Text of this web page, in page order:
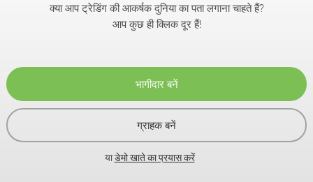
क्या आप ट्रेडिंग की आकर्षक दुनिया का पता लगाना चाहते हैं?
आप कुछ ही क्लिक दूर हैं!
भागीदार बनें
ग्राहक बनें
याडेमो खाते का प्रयास करें